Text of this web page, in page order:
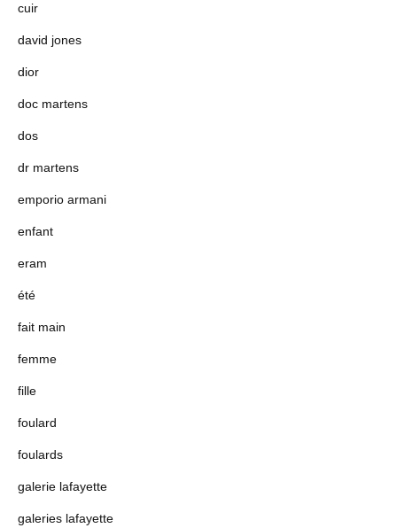
cuir
david jones
dior
doc martens
dos
dr martens
emporio armani
enfant
eram
été
fait main
femme
fille
foulard
foulards
galerie lafayette
galeries lafayette